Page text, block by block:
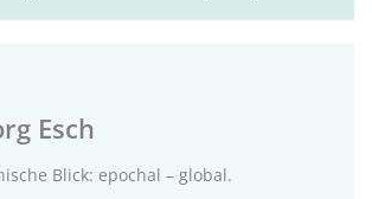
Esch
Blick: epochal – global.